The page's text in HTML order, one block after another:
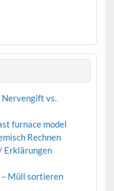
Nervengift vs.
furnace model
Rechnen
Erklärungen
– Müll sortieren